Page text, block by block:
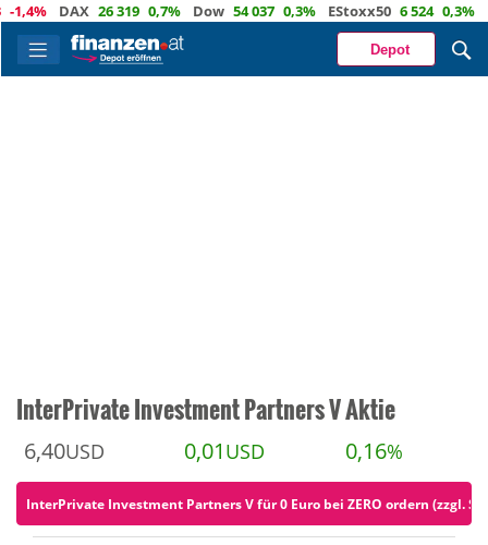
DAX 26 319 0,7% Dow 54 037 0,3% EStoxx50 6 524 0,3%
Depot
InterPrivate Investment Partners V Aktie
6,40USD 0,01 USD 0,16%
InterPrivate Investment Partners V für 0 Euro bei ZERO ordern (zzgl.